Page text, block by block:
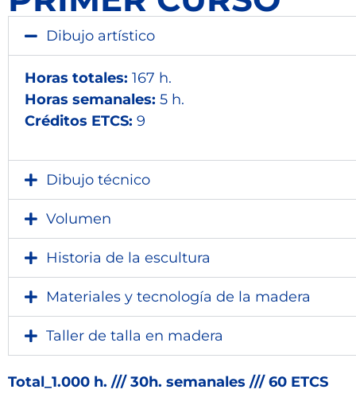
Dibujo artístico
Horas totales: 167 h.
Horas semanales: 5 h.
Créditos ETCS: 9
Dibujo técnico
Volumen
Historia de la escultura
Materiales y tecnología de la madera
Taller de talla en madera
Total_1.000 h. /// 30h. semanales /// 60 ETCS